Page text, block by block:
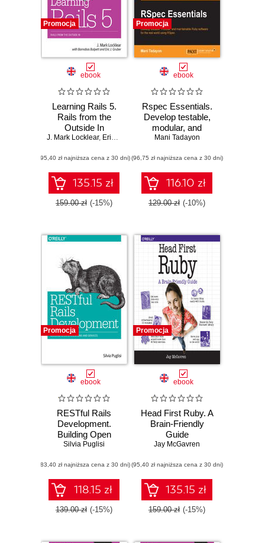
Promocja
ebook
Learning Rails 5.
Rails from the
Outside In
J. Mark Locklear, Eric J Gruber Barnabas Bulpett
(95,40 zł najniższa cena z 30 dni)
135.15 zł
159.00 zł (-15%)
Promocja
ebook
Rspec Essentials.
Develop testable,
modular, and
maintainable Ruby
real world using
RSpec
Mani Tadayon
(96,75 zł najniższa cena z 30 dni)
116.10 zł
129.00 zł (-10%)
Promocja
ebook
RESTful Rails
Development.
Building Open
Applications and
Silvia Puglisi
(83,40 zł najniższa cena z 30 dni)
118.15 zł
139.00 zł (-15%)
Promocja
ebook
Head First Ruby. A
Brain-Friendly
Guide
Jay McGavren
(95,40 zł najniższa cena z 30 dni)
135.15 zł
159.00 zł (-15%)